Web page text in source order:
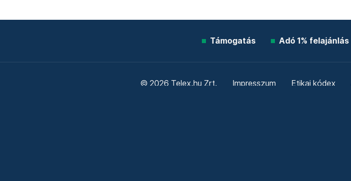
Támogatás Adó 1% felajánlás
© 2026 Telex.hu Zrt. Impresszum Etikai kódex